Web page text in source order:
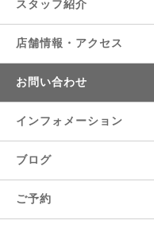
スタッフ紹介
店舗情報・アクセス
お問い合わせ
インフォメーション
ブログ
ご予約